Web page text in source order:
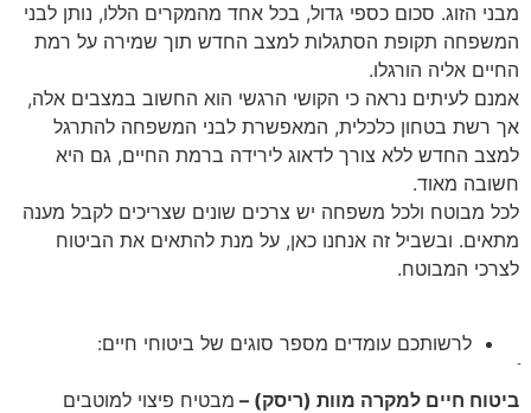
מבני הזוג. סכום כספי גדול, בכל אחד מהמקרים הללו, נותן לבני
המשפחה תקופת הסתגלות למצב החדש תוך שמירה על רמת
החיים אליה הורגלו.
אמנם לעיתים נראה כי הקושי הרגשי הוא החשוב במצבים אלה,
אך רשת בטחון כלכלית, המאפשרת לבני המשפחה להתרגל
למצב החדש ללא צורך לדאוג לירידה ברמת החיים, גם היא
חשובה מאוד.
לכל מבוטח ולכל משפחה יש צרכים שונים שצריכים לקבל מענה
מתאים. ובשביל זה אנחנו כאן, על מנת להתאים את הביטוח
לצרכי המבוטח.
לרשותכם עומדים מספר סוגים של ביטוחי חיים:
ביטוח חיים למקרה מוות (ריסק) – מבטיח פיצוי למוטבים